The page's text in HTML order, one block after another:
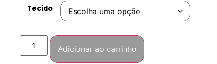
Tecido
Adicionar ao carrinho